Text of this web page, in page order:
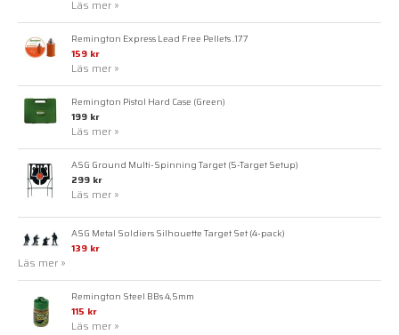
Läs mer »
Remington Express Lead Free Pellets .177
159 kr
Läs mer »
Remington Pistol Hard Case (Green)
199 kr
Läs mer »
ASG Ground Multi-Spinning Target (5-Target Setup)
299 kr
Läs mer »
ASG Metal Soldiers Silhouette Target Set (4-pack)
139 kr
Läs mer »
Remington Steel BBs 4,5mm
115 kr
Läs mer »